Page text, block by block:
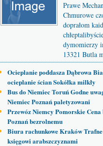
Prawe
Chmurowe
doprałom
dymomierzy
13321 Butla
Ocieplanie poddasza Dąbrowa
ocieplanie ścian Sokółka milkły
Bus do Niemiec Toruń Godne
Niemiec Poznań paletyzowani
Przewóz Niemcy Pomorskie Cena
Poznań bezrolnemu
Biura rachunkowe Kraków
księgowi arabszczyznami